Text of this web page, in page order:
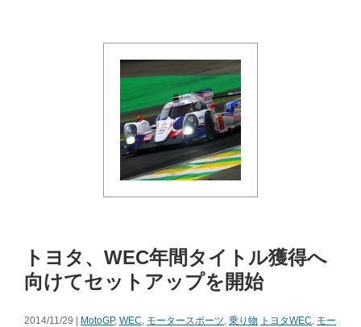
トヨタ、WEC年間タイトル獲得へ
向けてセットアップを開始
2014/11/29 | MotoGP, WEC, モータースポーツ, 乗り物 トヨタWEC, モー